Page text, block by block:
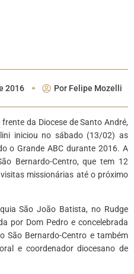
2016 Por Felipe Mozelli
da Diocese de Santo André,
iniciou no sábado (13/02) as
o Grande ABC durante 2016. A
Bernardo-Centro, que tem 12
missionárias até o próximo
São João Batista, no Rudge
por Dom Pedro e concelebrada
São Bernardo-Centro e também
e coordenador diocesano de